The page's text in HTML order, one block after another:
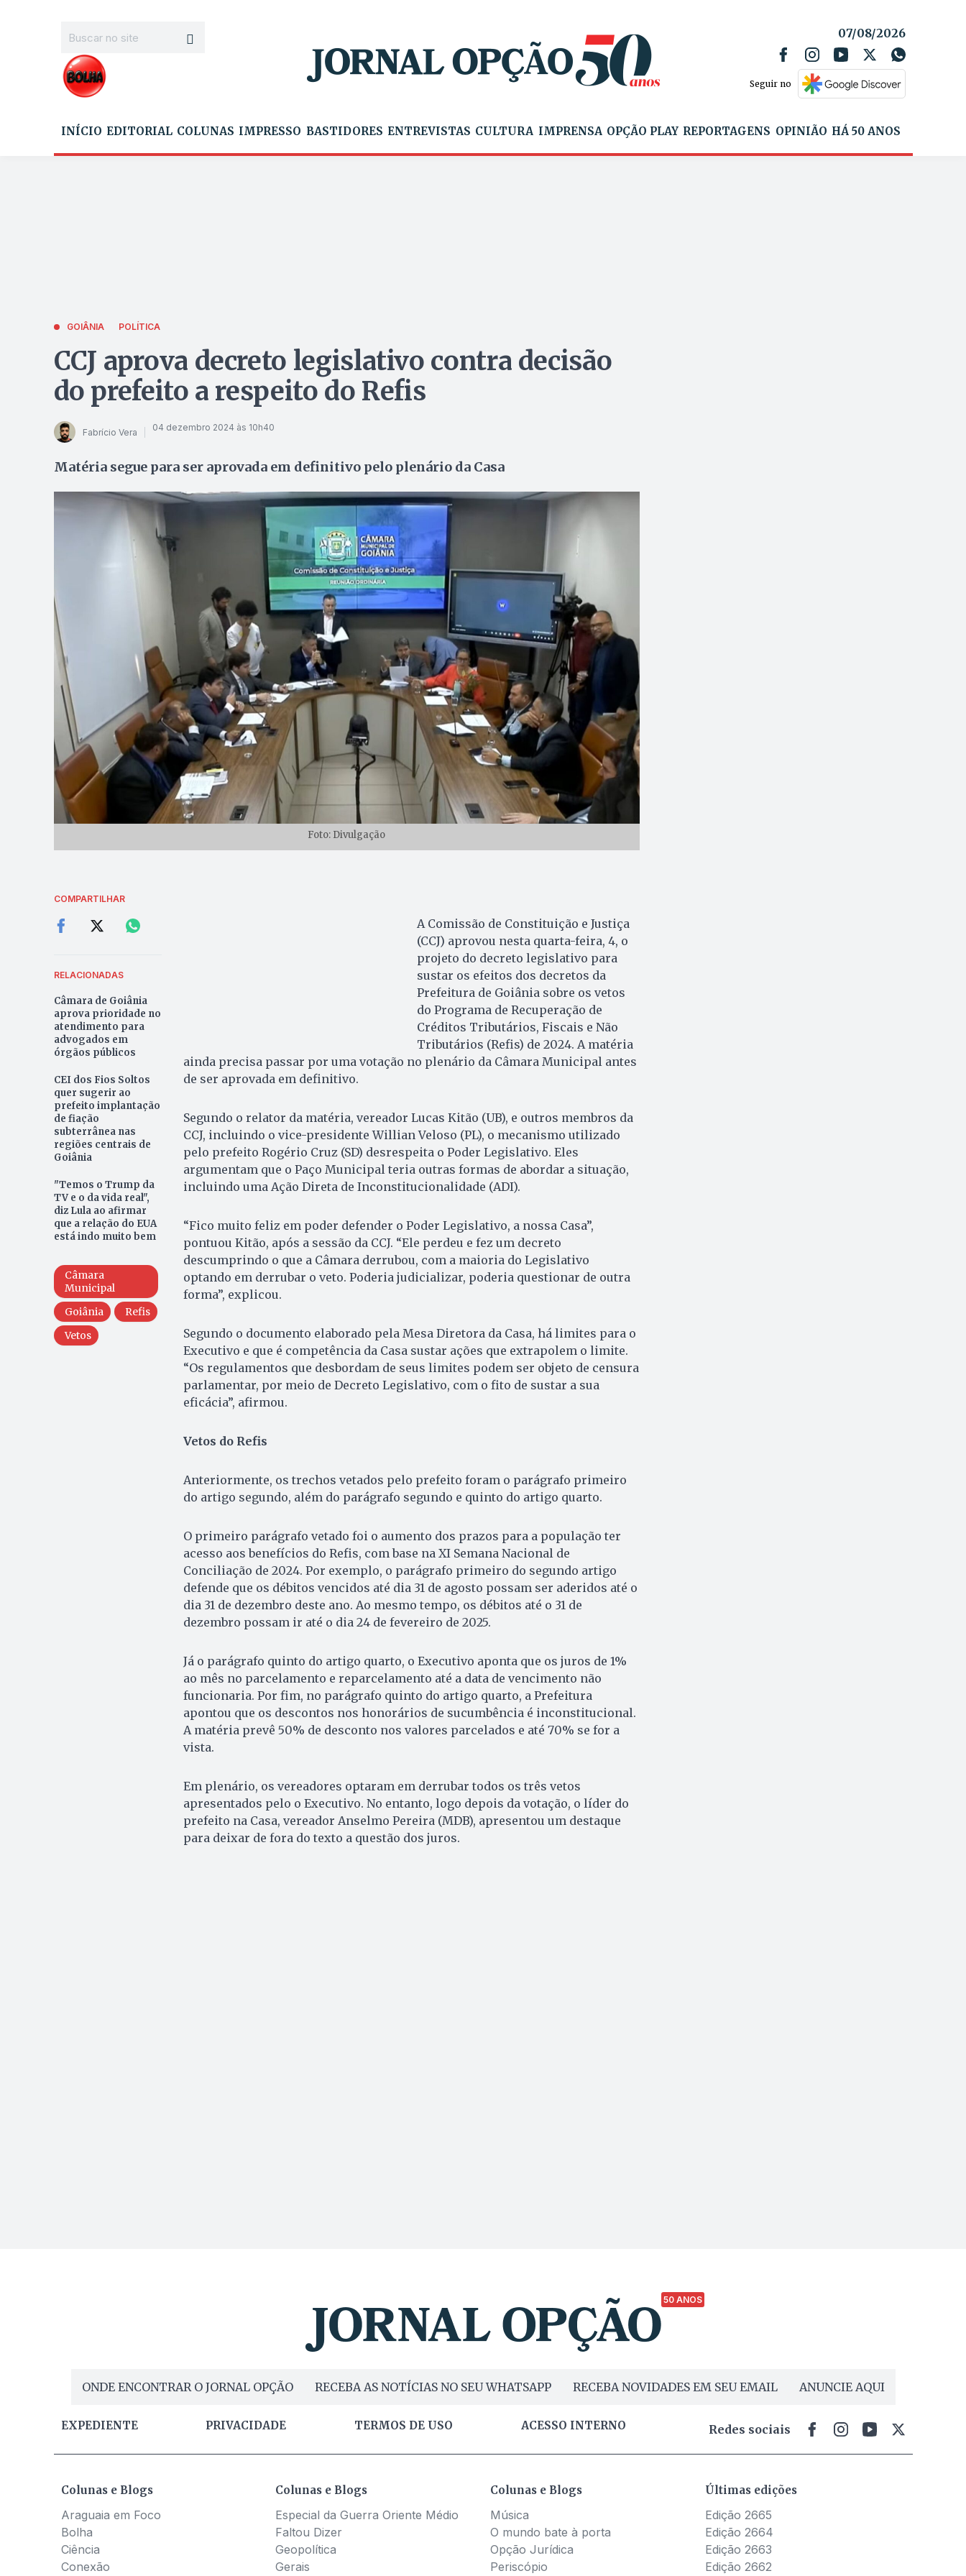
07/08/2026
Seguir no
INÍCIO EDITORIAL COLUNAS IMPRESSO BASTIDORES ENTREVISTAS CULTURA IMPRENSA OPÇÃO PLAY REPORTAGENS OPINIÃO HÁ 50 ANOS
GOIÂNIA POLÍTICA
CCJ aprova decreto legislativo contra decisão
do prefeito a respeito do Refis
Fabrício Vera 04 dezembro 2024 às 10h40
Matéria segue para ser aprovada em definitivo pelo plenário da Casa
Foto: Divulgação
COMPARTILHAR
RELACIONADAS
Câmara de Goiânia
aprova prioridade no
atendimento para
advogados em
órgãos públicos
CEI dos Fios Soltos
quer sugerir ao
prefeito implantação
de fiação
subterrânea nas
regiões centrais de
Goiânia
"Temos o Trump da
TV e o da vida real",
diz Lula ao afirmar
que a relação do EUA
está indo muito bem
Câmara
Municipal
Goiânia
Refis
Vetos
A Comissão de Constituição e Justiça
(CCJ) aprovou nesta quarta-feira, 4, o
projeto do decreto legislativo para
sustar os efeitos dos decretos da
Prefeitura de Goiânia sobre os vetos
do Programa de Recuperação de
Créditos Tributários, Fiscais e Não
Tributários (Refis) de 2024. A matéria
ainda precisa passar por uma votação no plenário da Câmara Municipal antes
de ser aprovada em definitivo.
Segundo o relator da matéria, vereador Lucas Kitão (UB), e outros membros da
CCJ, incluindo o vice-presidente Willian Veloso (PL), o mecanismo utilizado
pelo prefeito Rogério Cruz (SD) desrespeita o Poder Legislativo. Eles
argumentam que o Paço Municipal teria outras formas de abordar a situação,
incluindo uma Ação Direta de Inconstitucionalidade (ADI).
“Fico muito feliz em poder defender o Poder Legislativo, a nossa Casa”,
pontuou Kitão, após a sessão da CCJ. “Ele perdeu e fez um decreto
descumprindo o que a Câmara derrubou, com a maioria do Legislativo
optando em derrubar o veto. Poderia judicializar, poderia questionar de outra
forma”, explicou.
Segundo o documento elaborado pela Mesa Diretora da Casa, há limites para o
Executivo e que é competência da Casa sustar ações que extrapolem o limite.
“Os regulamentos que desbordam de seus limites podem ser objeto de censura
parlamentar, por meio de Decreto Legislativo, com o fito de sustar a sua
eficácia”, afirmou.
Vetos do Refis
Anteriormente, os trechos vetados pelo prefeito foram o parágrafo primeiro
do artigo segundo, além do parágrafo segundo e quinto do artigo quarto.
O primeiro parágrafo vetado foi o aumento dos prazos para a população ter
acesso aos benefícios do Refis, com base na XI Semana Nacional de
Conciliação de 2024. Por exemplo, o parágrafo primeiro do segundo artigo
defende que os débitos vencidos até dia 31 de agosto possam ser aderidos até o
dia 31 de dezembro deste ano. Ao mesmo tempo, os débitos até o 31 de
dezembro possam ir até o dia 24 de fevereiro de 2025.
Já o parágrafo quinto do artigo quarto, o Executivo aponta que os juros de 1%
ao mês no parcelamento e reparcelamento até a data de vencimento não
funcionaria. Por fim, no parágrafo quinto do artigo quarto, a Prefeitura
apontou que os descontos nos honorários de sucumbência é inconstitucional.
A matéria prevê 50% de desconto nos valores parcelados e até 70% se for a
vista.
Em plenário, os vereadores optaram em derrubar todos os três vetos
apresentados pelo o Executivo. No entanto, logo depois da votação, o líder do
prefeito na Casa, vereador Anselmo Pereira (MDB), apresentou um destaque
para deixar de fora do texto a questão dos juros.
50 ANOS
ONDE ENCONTRAR O JORNAL OPÇÃO RECEBA AS NOTÍCIAS NO SEU WHATSAPP RECEBA NOVIDADES EM SEU EMAIL ANUNCIE AQUI
EXPEDIENTE PRIVACIDADE TERMOS DE USO ACESSO INTERNO Redes sociais
Colunas e Blogs
Araguaia em Foco
Bolha
Ciência
Conexão
Colunas e Blogs
Especial da Guerra Oriente Médio
Faltou Dizer
Geopolítica
Gerais
Colunas e Blogs
Música
O mundo bate à porta
Opção Jurídica
Periscópio
Últimas edições
Edição 2665
Edição 2664
Edição 2663
Edição 2662